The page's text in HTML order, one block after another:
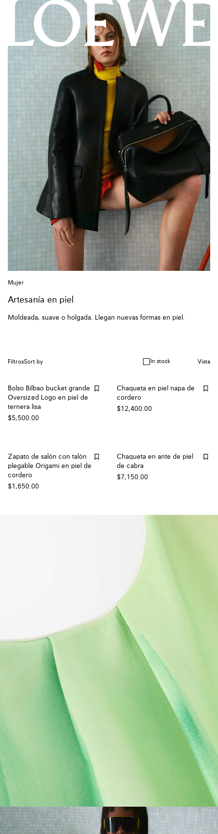
Mujer
Artesanía en piel
Moldeada, suave o holgada. Llegan nuevas formas en piel.
FiltrosSort by In stock Vista
Bolso Bilbao bucket grande
Oversized Logo en piel de
ternera lisa
$5,500.00
Chaqueta en piel napa de
cordero
$12,400.00
Zapato de salón con talón
plegable Origami en piel de
cordero
$1,650.00
Chaqueta en ante de piel
de cabra
$7,150.00